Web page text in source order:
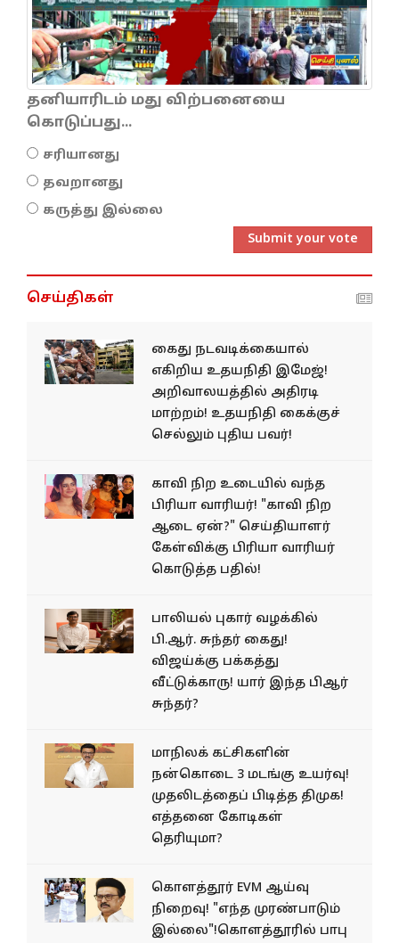
தனியாரிடம் மது விற்பனையை
கொடுப்பது...
சரியானது
தவறானது
கருத்து இல்லை
Submit your vote
செய்திகள்
கைது நடவடிக்கையால்
எகிறிய உதயநிதி இமேஜ்!
அறிவாலயத்தில் அதிரடி
மாற்றம்! உதயநிதி கைக்குச்
செல்லும் புதிய பவர்!
காவி நிற உடையில் வந்த
பிரியா வாரியர்! "காவி நிற
ஆடை ஏன்?" செய்தியாளர்
கேள்விக்கு பிரியா வாரியர்
கொடுத்த பதில்!
பாலியல் புகார் வழக்கில்
பி.ஆர். சுந்தர் கைது!
விஜய்க்கு பக்கத்து
வீட்டுக்காரு! யார் இந்த பிஆர்
சுந்தர்?
மாநிலக் கட்சிகளின்
நன்கொடை 3 மடங்கு உயர்வு!
முதலிடத்தைப் பிடித்த திமுக!
எத்தனை கோடிகள்
தெரியுமா?
கொளத்தூர் EVM ஆய்வு
நிறைவு! "எந்த முரண்பாடும்
இல்லை"!கொளத்தூரில் பாபு